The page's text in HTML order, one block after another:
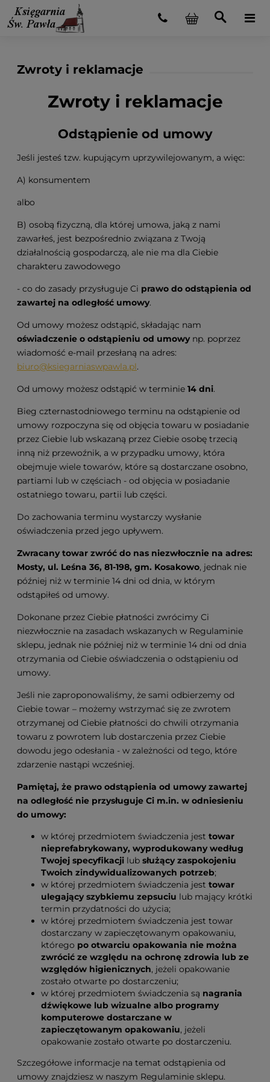
Zwroty i reklamacje
Zwroty i reklamacje
Odstąpienie od umowy
Jeśli jesteś tzw. kupującym uprzywilejowanym, a więc:
A) konsumentem
albo
B) osobą fizyczną, dla której umowa, jaką z nami
zawarłeś, jest bezpośrednio związana z Twoją
działalnością gospodarczą, ale nie ma dla Ciebie
charakteru zawodowego
- co do zasady przysługuje Ci prawo do odstąpienia od
zawartej na odległość umowy.
Od umowy możesz odstąpić, składając nam
oświadczenie o odstąpieniu od umowynp. poprzez
wiadomość e-mail przesłaną na adres:
biuro@ksiegarniaswpawla.pl.
Od umowy możesz odstąpić w terminie 14 dni.
Bieg czternastodniowego terminu na odstąpienie od
umowy rozpoczyna się od objęcia towaru w posiadanie
przez Ciebie lub wskazaną przez Ciebie osobę trzecią
inną niż przewoźnik, a w przypadku umowy, która
obejmuje wiele towarów, które są dostarczane osobno,
partiami lub w częściach - od objęcia w posiadanie
ostatniego towaru, partii lub części.
Do zachowania terminu wystarczy wysłanie
oświadczenia przed jego upływem.
Zwracany towar zwróć do nas niezwłocznie na adres:
Mosty, ul. Leśna 36, 81-198, gm. Kosakowo, jednak nie
później niż w terminie 14 dni od dnia, w którym
odstąpiłeś od umowy.
Dokonane przez Ciebie płatności zwrócimy Ci
niezwłocznie na zasadach wskazanych w Regulaminie
sklepu, jednak nie później niż w terminie 14 dni od dnia
otrzymania od Ciebie oświadczenia o odstąpieniu od
umowy.
Jeśli nie zaproponowaliśmy, że sami odbierzemy od
Ciebie towar – możemy wstrzymać się ze zwrotem
otrzymanej od Ciebie płatności do chwili otrzymania
towaru z powrotem lub dostarczenia przez Ciebie
dowodu jego odesłania - w zależności od tego, które
zdarzenie nastąpi wcześniej.
Pamiętaj, że prawo odstąpienia od umowy zawartej
na odległość nie przysługuje Ci m.in. w odniesieniu
do umowy:
w której przedmiotem świadczenia jest towar
nieprefabrykowany, wyprodukowany według
Twojej specyfikacji lub służący zaspokojeniu
Twoich zindywidualizowanych potrzeb;
w której przedmiotem świadczenia jest towar
ulegający szybkiemu zepsuciu lub mający krótki
termin przydatności do użycia;
w której przedmiotem świadczenia jest towar
dostarczany w zapieczętowanym opakowaniu,
którego po otwarciu opakowania nie można
zwrócić ze względu na ochronę zdrowia lub ze
względów higienicznych, jeżeli opakowanie
zostało otwarte po dostarczeniu;
w której przedmiotem świadczenia są nagrania
dźwiękowe lub wizualne albo programy
komputerowe dostarczane w
zapieczętowanym opakowaniu, jeżeli
opakowanie zostało otwarte po dostarczeniu.
Szczegółowe informacje na temat odstąpienia od
umowy znajdziesz w naszym Regulaminie sklepu.